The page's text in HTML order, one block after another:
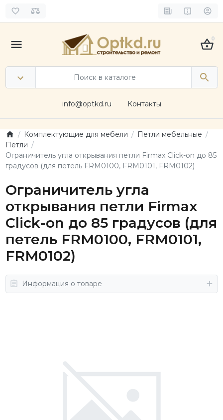
0
info@optkd.ru Контакты
Комплектующие для мебели
Петли мебельные
Петли
Ограничитель угла открывания петли Firmax Click-on до 85
градусов (для петель FRM0100, FRM0101, FRM0102)
Ограничитель угла
открывания петли Firmax
Click-on до 85 градусов (для
петель FRM0100, FRM0101,
FRM0102)
Информация о товаре